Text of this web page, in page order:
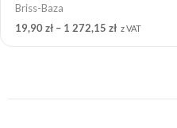
Briss-Baza
19,90zł – 1 272,15 zł z VAT